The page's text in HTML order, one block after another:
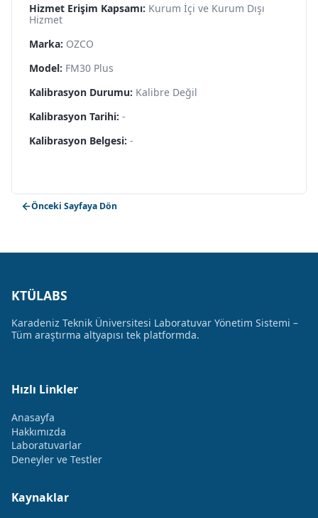
Hizmet Erişim Kapsamı: Kurum İçi ve Kurum Dışı
Hizmet
Marka: OZCO
Model: FM30 Plus
Kalibrasyon Durumu: Kalibre Değil
Kalibrasyon Tarihi: -
Kalibrasyon Belgesi: -
Önceki Sayfaya Dön
KTÜLABS
Karadeniz Teknik Üniversitesi Laboratuvar Yönetim Sistemi –
Tüm araştırma altyapısı tek platformda.
Hızlı Linkler
Anasayfa
Hakkımızda
Laboratuvarlar
Deneyler ve Testler
Kaynaklar